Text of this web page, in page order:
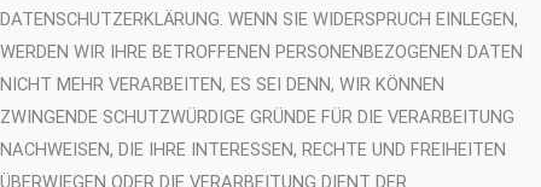
DATENSCHUTZERKLÄRUNG. WENN SIE WIDERSPRUCH EINLEGEN,
WERDEN WIR IHRE BETROFFENEN PERSONENBEZOGENEN DATEN
NICHT MEHR VERARBEITEN, ES SEI DENN, WIR KÖNNEN
ZWINGENDE SCHUTZWÜRDIGE GRÜNDE FÜR DIE VERARBEITUNG
NACHWEISEN, DIE IHRE INTERESSEN, RECHTE UND FREIHEITEN
ÜBERWIEGEN ODER DIE VERARBEITUNG DIENT DER